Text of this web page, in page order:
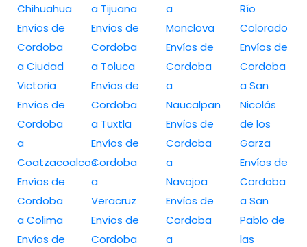
Chihuahua
Envíos de
Cordoba
a Ciudad
Victoria
Envíos de
Cordoba
a
Coatzacoalcos
Envíos de
Cordoba
a Colima
Envíos de
a Tijuana
Envíos de
Cordoba
a Toluca
Envíos de
Cordoba
a Tuxtla
Envíos de
Cordoba
a
Veracruz
Envíos de
Cordoba
a
Monclova
Envíos de
Cordoba
a
Naucalpan
Envíos de
Cordoba
a
Navojoa
Envíos de
Cordoba
a
Río
Colorado
Envíos de
Cordoba
a San
Nicolás
de los
Garza
Envíos de
Cordoba
a San
Pablo de
las